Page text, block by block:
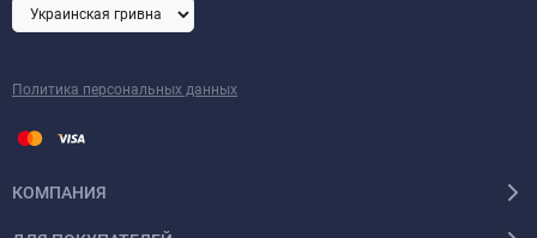
Политика персональных данных
КОМПАНИЯ